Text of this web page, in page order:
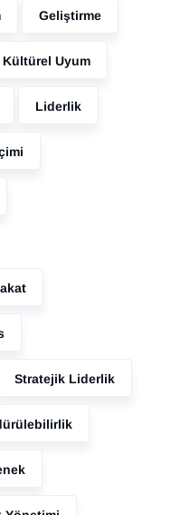
Geliştirme
Kültürel Uyum
Liderlik
Stratejik Liderlik